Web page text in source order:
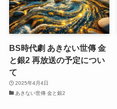
BS時代劇 あきない世傳 金
と銀2 再放送の予定につい
て
2025年4月4日
あきない世傳 金と銀2